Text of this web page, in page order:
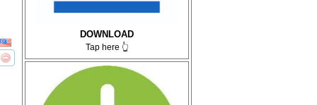
DOWNLOAD
Tap here 👆
интересует